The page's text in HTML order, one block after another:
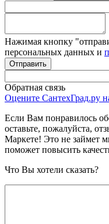
Нажимая кнопку
персональных данных и
Обратная связь
Оцените СантехГрад.ру
Если Вам понравилось
оставьте, пожалуйста,
Маркете! Это не займет
поможет повысить
Что Вы хотели сказать?